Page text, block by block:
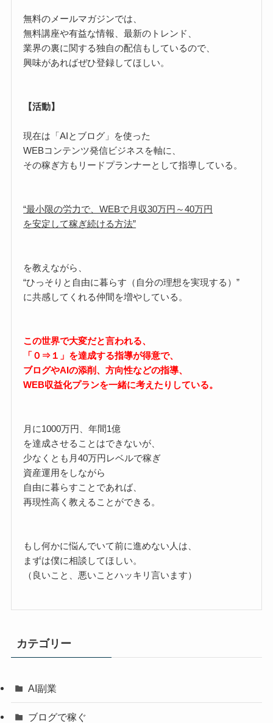
無料のメールマガジンでは、
無料講座や有益な情報、最新のトレンド、
業界の裏に関する独自の配信もしているので、
興味があればぜひ登録してほしい。
【活動】
現在は「AIとブログ」を使った
WEBコンテンツ発信ビジネスを軸に、
その稼ぎ方もリードプランナーとして指導している。
“最小限の労力で、WEBで月収30万円～40万円
を安定して稼ぎ続ける方法”
を教えながら、
“ひっそりと自由に暮らす（自分の理想を実現する）”
に共感してくれる仲間を増やしている。
この世界で大変だと言われる、
「０⇒１」を達成する指導が得意で、
ブログやAIの添削、方向性などの指導、
WEB収益化プランを一緒に考えたりしている。
月に1000万円、年間1億
を達成させることはできないが、
少なくとも月40万円レベルで稼ぎ
資産運用をしながら
自由に暮らすことであれば、
再現性高く教えることができる。
もし何かに悩んでいて前に進めない人は、
まずは僕に相談してほしい。
（良いこと、悪いことハッキリ言います）
カテゴリー
AI副業
ブログで稼ぐ